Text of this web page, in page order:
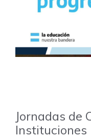
Jornadas de
Instituciones